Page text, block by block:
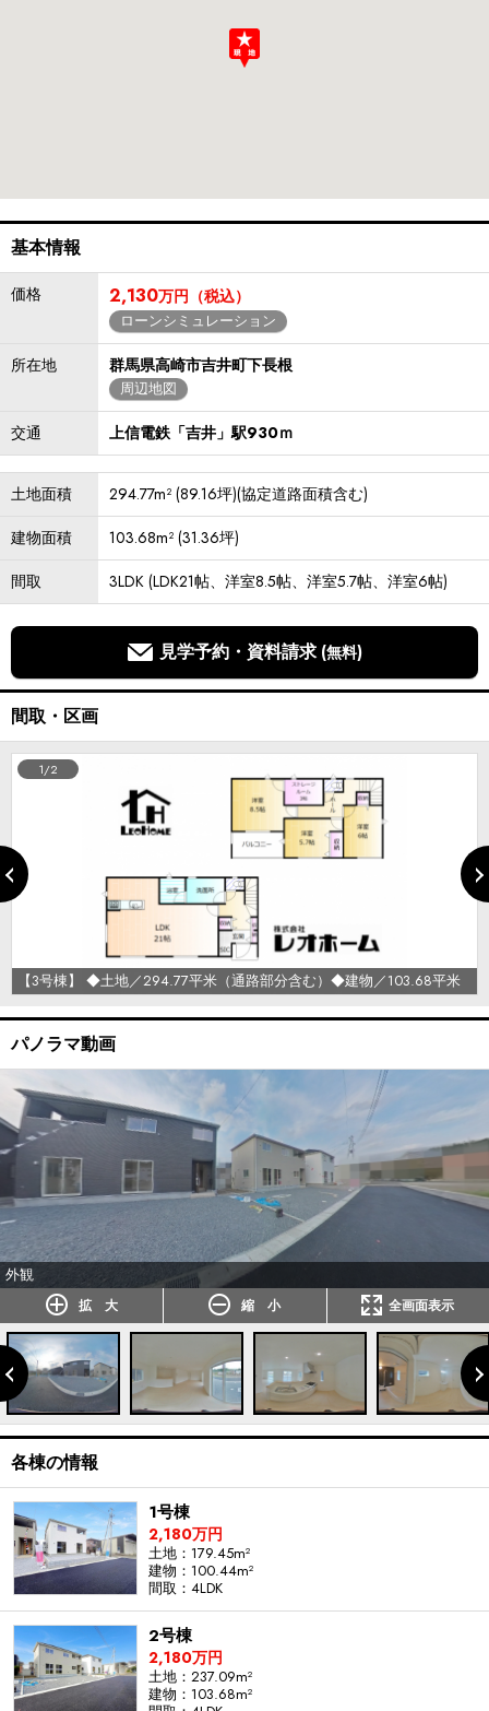
基本情報
価格 2,130万円（税込）
ローンシミュレーション
所在地 群馬県高崎市吉井町下長根
周辺地図
交通 上信電鉄「吉井」駅930ｍ
土地面積
294.77m² (89.16坪)(協定道路面積含む)
建物面積
103.68m² (31.36坪)
間取
3LDK (LDK21帖、洋室8.5帖、洋室5.7帖、洋室6帖)
見学予約・資料請求 (無料)
間取・区画
【3号棟】 ◆土地／294.77平米（通路部分含む）◆建物／103.68平米
1/2
パノラマ動画
外観
拡 大 縮 小 全画面表示
各棟の情報
1号棟
2,180万円
土地：179.45m²
建物：100.44m²
間取：4LDK
2号棟
2,180万円
土地：237.09m²
建物：103.68m²